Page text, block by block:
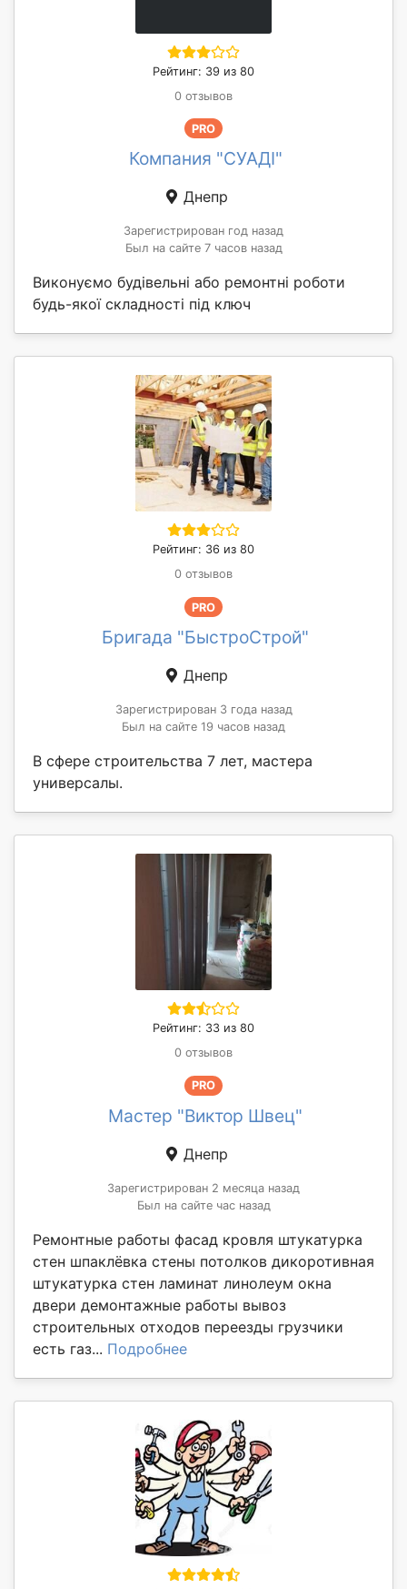
Рейтинг: 39 из 80
0 отзывов
PRO
Компания "СУАДІ"
Днепр
Зарегистрирован год назад
Был на сайте 7 часов назад
Виконуємо будівельні або ремонтні роботи
будь-якої складності під ключ
Рейтинг: 36 из 80
0 отзывов
PRO
Бригада "БыстроСтрой"
Днепр
Зарегистрирован 3 года назад
Был на сайте 19 часов назад
В сфере строительства 7 лет, мастера
универсалы.
Рейтинг: 33 из 80
0 отзывов
PRO
Мастер "Виктор Швец"
Днепр
Зарегистрирован 2 месяца назад
Был на сайте час назад
Ремонтные работы фасад кровля штукатурка
стен шпаклёвка стены потолков дикоротивная
штукатурка стен ламинат линолеум окна
двери демонтажные работы вывоз
строительных отходов переезды грузчики
есть газ... Подробнее